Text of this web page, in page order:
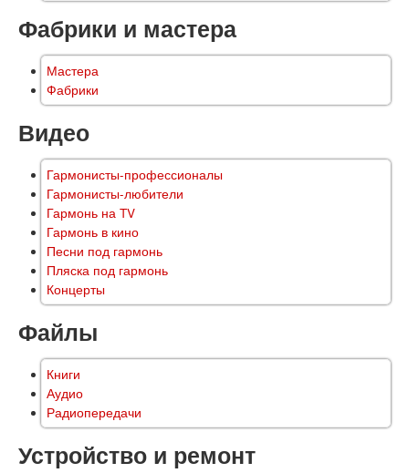
Фабрики и мастера
Мастера
Фабрики
Видео
Гармонисты-профессионалы
Гармонисты-любители
Гармонь на TV
Гармонь в кино
Песни под гармонь
Пляска под гармонь
Концерты
Файлы
Книги
Аудио
Радиопередачи
Устройство и ремонт